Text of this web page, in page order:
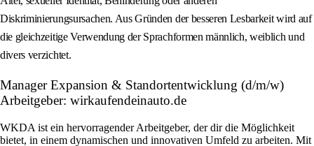
Diskriminierungsursachen. Aus Gründen der besseren Lesbarkeit wird auf
die gleichzeitige Verwendung der Sprachformen männlich, weiblich und
divers verzichtet.
Manager Expansion & Standortentwicklung (d/m/w)
Arbeitgeber: wirkaufendeinauto.de
WKDA ist ein hervorragender Arbeitgeber, der dir die Möglichkeit
bietet, in einem dynamischen und innovativen Umfeld zu arbeiten. Mit